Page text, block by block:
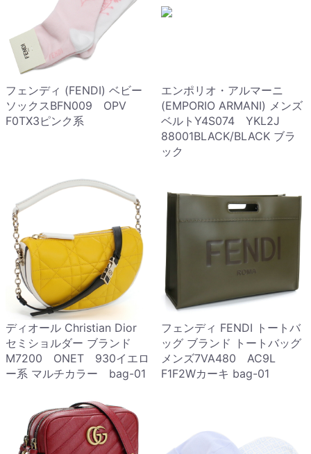
フェンディ (FENDI) ベビー
ソックスBFN009 OPV
F0TX3ピンク系
エンポリオ・アルマーニ
(EMPORIO ARMANI) メンズ
ベルトY4S074 YKL2J
88001BLACK/BLACK ブラ
ック
ディオール Christian Dior
セミショルダー ブランド
M7200 ONET 930イエロ
ー系 マルチカラー bag-01
フェンディ FENDI トートバ
ッグ ブランド トートバッグ
メンズ7VA480 AC9L
F1F2Wカーキ bag-01